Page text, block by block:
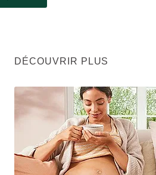
DÉCOUVRIR PLUS